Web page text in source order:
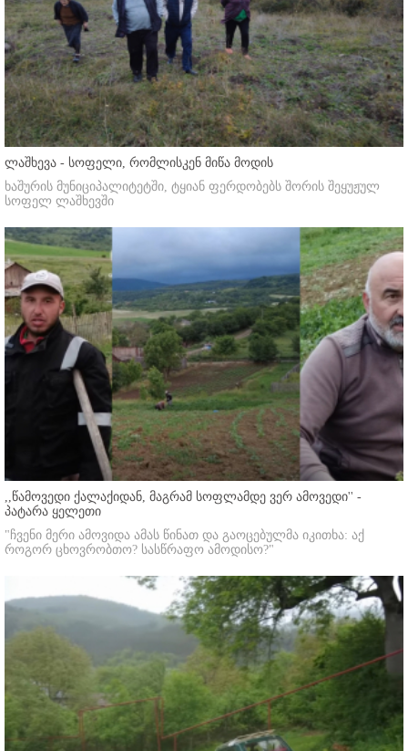
ლაშხევა - სოფელი, რომლისკენ მიწა მოდის
ხაშურის მუნიციპალიტეტში, ტყიან ფერდობებს შორის შეყუჟულ
სოფელ ლაშხევში
,,წამოვედი ქალაქიდან, მაგრამ სოფლამდე ვერ ამოვედი'' -
პატარა ყელეთი
"ჩვენი მერი ამოვიდა ამას წინათ და გაოცებულმა იკითხა: აქ
როგორ ცხოვრობთო? სასწრაფო ამოდისო?"